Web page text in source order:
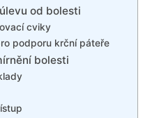
od bolesti
cviky
podporu krční páteře
bolesti